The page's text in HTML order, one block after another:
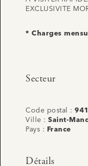
EXCLUSIVITE
* Charges
Secteur
Code postal :
Ville : Saint-
Pays :
France
Détails